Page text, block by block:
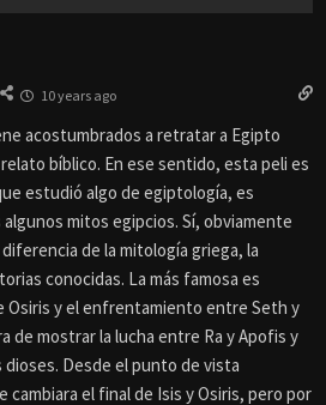
10 years ago
acostumbrados a retratar a Egipto
bíblico. En ese sentido, esta peli es
estudió algo de egiptología, es
mitos egipcios. Sí, obviamente
de la mitología griega, la
conocidas. La más famosa es
Osiris y el enfrentamiento entre Seth y
de mostrar la lucha entre Ra y Apofis y
Desde el punto de vista
el final de Isis y Osiris, pero por